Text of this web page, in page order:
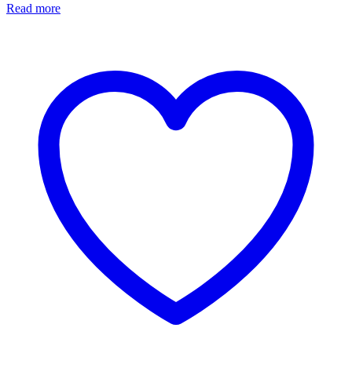
Read more